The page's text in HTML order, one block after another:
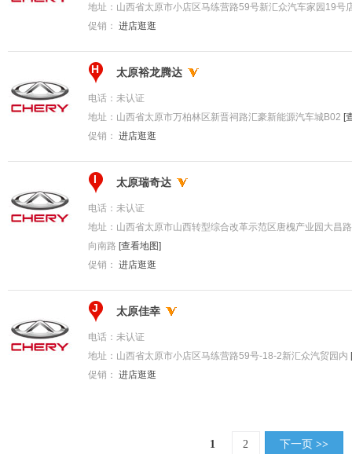
地址： 山西省太原市小店区马练营路59号新汇众汽车家园19号
促销： 进店逛逛
H 太原裕龙腾达
电话： 未认证
地址： 山西省太原市万柏林区新晋祠路汇豪新能源汽车城B02 [
促销： 进店逛逛
I 太原瑞奇达
电话： 未认证
地址： 山西省太原市山西转型综合改革示范区唐槐产业园大昌
向南路 [查看地图]
促销： 进店逛逛
J 太原佳幸
电话： 未认证
地址： 山西省太原市小店区马练营路59号-18-2新汇众汽贸园内
促销： 进店逛逛
1 2 下一页 >>